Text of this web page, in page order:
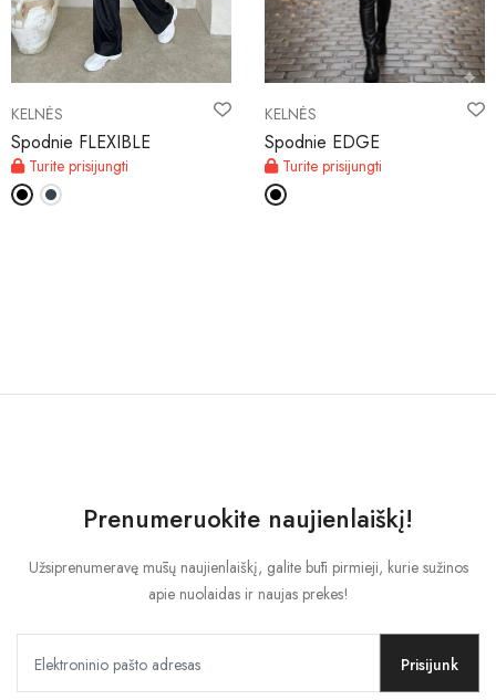
KELNĖS
Spodnie FLEXIBLE
Turite prisijungti
KELNĖS
Spodnie EDGE
Turite prisijungti
Prenumeruokite naujienlaiškį!
Užsiprenumeravę mūsų naujienlaiškį, galite būti pirmieji, kurie sužinos
apie nuolaidas ir naujas prekes!
Prisijunk